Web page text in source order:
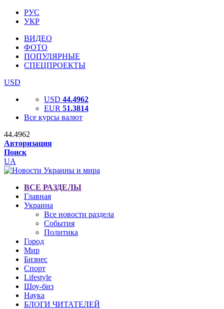
РУС
УКР
ВИДЕО
ФОТО
ПОПУЛЯРНЫЕ
СПЕЦПРОЕКТЫ
USD
USD 44.4962
EUR 51.3814
Все курсы валют
44.4962
Авторизация
Поиск
UA
ВСЕ РАЗДЕЛЫ
Главная
Украина
Все новости раздела
События
Политика
Город
Мир
Бизнес
Спорт
Lifestyle
Шоу-биз
Наука
БЛОГИ ЧИТАТЕЛЕЙ